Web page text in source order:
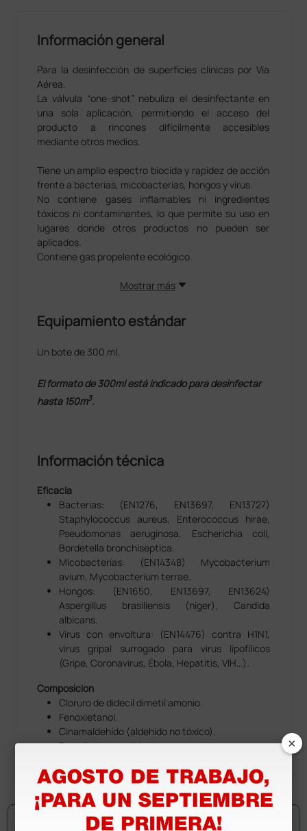
Información general
Para la desinfección de superficies clínicas por Vía
Aérea.
La válvula “one-shot” nebuliza el desinfectante en
una sola aplicación, permitiendo el acceso del
producto a rincones difícilmente accesibles
mediante otros medios.
Tiene un amplio espectro biocida y rapidez de acción
frente a bacterias, micobacterias, hongos y virus.
No contiene gases inflamables ni ingredientes
tóxicos ni contaminantes, lo que permite su uso en
lugares donde otros productos no pueden ser
aplicados.
Contiene gas propelente ecológico.
Ideal para desinfecciones terminales.
Productos sanitarios no invasivos (equipamiento
médico) en: Quirófanos, áreas de infecciosos,
médicas, odontólogos, clínicas veterinarias,
colectivos, colectividades, etc.
Mostrar más
Equipamiento estándar
Un bote de 300 ml.
El formato de 300ml está indicado para desinfectar
hasta 150m3.
Información técnica
Eficacia
Bacterias: (EN1276, EN13697, EN13727)
Staphylococcus aureus, Enterococcus hirae,
Pseudomonas aeruginosa, Escherichia coli,
Bordetella bronchiseptica.
Micobacterias: (EN14348) Mycobacterium
avium, Mycobacterium terrae.
Hongos: (EN1650, EN13697, EN13624)
Aspergillus brasiliensis (niger), Candida
albicans.
Virus con envoltura: (EN14476) contra H1N1,
virus gripal surrogado para virus lipofílicos
(Gripe, Coronavirus, Ébola, Hepatitis, VIH…).
Composicion
Cloruro de didecil dimetil amonio.
Fenoxietanol.
Cinamaldehído (aldehído no tóxico).
Propelente y excipientes.
×